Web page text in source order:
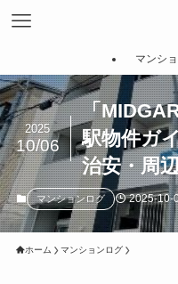
マンシ
「
駅物件ガ
治安・周
2025
10/06
マンションログ 2025-10-
ホーム マンションログ